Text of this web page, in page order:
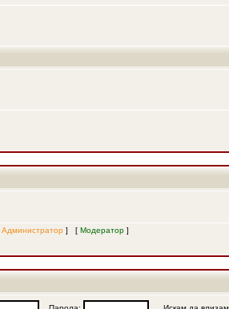
Администратор ] [ Модератор ]